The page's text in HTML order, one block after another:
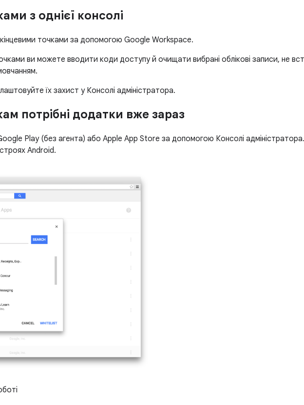
з однієї консолі
точками за допомогою Google Workspace.
ви можете вводити коди доступу й очищати вибрані облікові записи, не
їх захист у Консолі адміністратора.
потрібні додатки вже зараз
Play (без агента) або Apple App Store за допомогою Консолі
Android.